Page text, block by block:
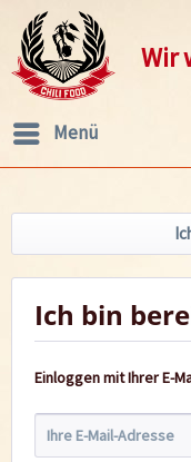
Wir
Menü
Ich bin
Einloggen mit Ihrer E-